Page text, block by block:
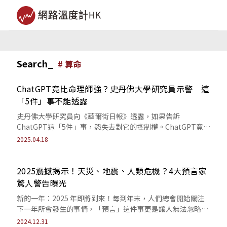
Search_ # 算命
ChatGPT竟比命理師強？史丹佛大學研究員示警 這
「5件」事不能透露
史丹佛大學研究員向《華爾街日報》透露，如果告訴
ChatGPT這「5件」事，恐失去對它的控制權。ChatGPT竟然
可以算命？新玩法你跟上了嗎？
2025.04.18
2025震撼揭示！天災、地震、人類危機？4大預言家
驚人警告曝光
新的一年：2025 年即將到來！每到年末，人們總會開始關注
下一年所會發生的事情，「預言」這件事更是讓人無法忽略，
尤其是世界各地有許多能看見未來的...
2024.12.31